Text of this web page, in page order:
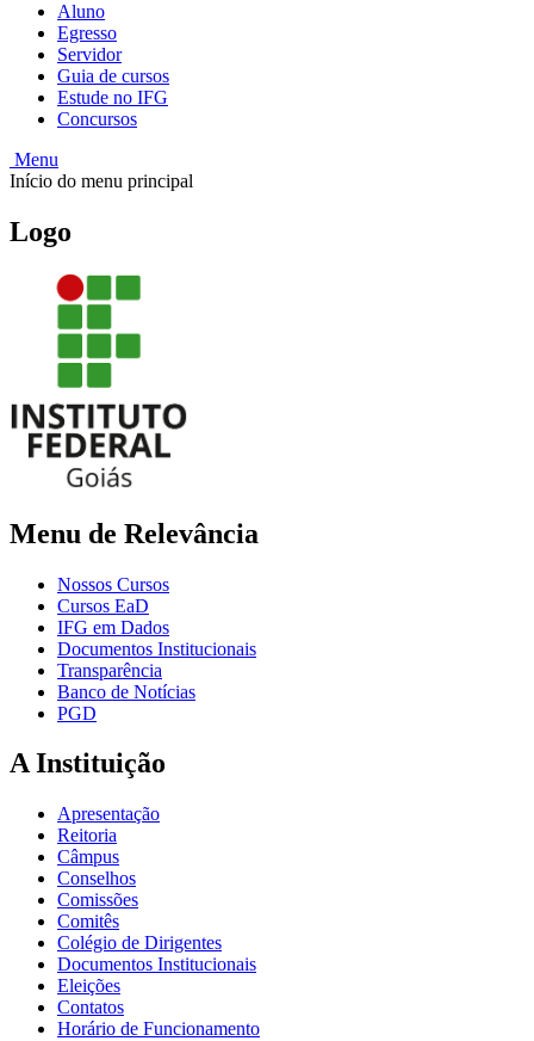
Aluno
Egresso
Servidor
Guia de cursos
Estude no IFG
Concursos
Menu
Início do menu principal
Logo
Menu de Relevância
Nossos Cursos
Cursos EaD
IFG em Dados
Documentos Institucionais
Transparência
Banco de Notícias
PGD
A Instituição
Apresentação
Reitoria
Câmpus
Conselhos
Comissões
Comitês
Colégio de Dirigentes
Documentos Institucionais
Eleições
Contatos
Horário de Funcionamento